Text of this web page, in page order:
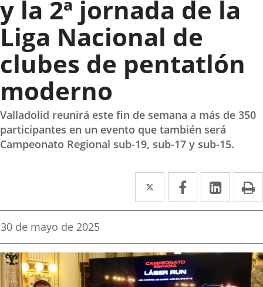
y la 2ª jornada de la
Liga Nacional de
clubes de pentatlón
moderno
Valladolid reunirá este fin de semana a más de 350
participantes en un evento que también será
Campeonato Regional sub-19, sub-17 y sub-15.
Twitter
Enlace
a
aplicación
externa.
Facebook
Enlace
a
aplicación
externa.
Enlace
a
Fecha
la
noticia
30 de mayo de 2025